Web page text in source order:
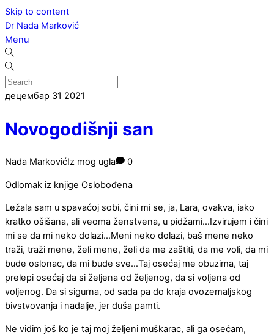
Skip to content
Dr Nada Marković
Menu
децембар 31 2021
Novogodišnji san
Nada MarkovićIz mog ugla 0
Odlomak iz knjige Oslobođena
Ležala sam u spavaćoj sobi, čini mi se, ja, Lara, ovakva, iako
kratko ošišana, ali veoma ženstvena, u pidžami…Izvirujem i čini
mi se da mi neko dolazi…Meni neko dolazi, baš mene neko
traži, traži mene, želi mene, želi da me zaštiti, da me voli, da mi
bude oslonac, da mi bude sve…Taj osećaj me obuzima, taj
prelepi osećaj da si željena od željenog, da si voljena od
voljenog. Da si sigurna, od sada pa do kraja ovozemaljskog
bivstvovanja i nadalje, jer duša pamti.
Ne vidim još ko je taj moj željeni muškarac, ali ga osećam,